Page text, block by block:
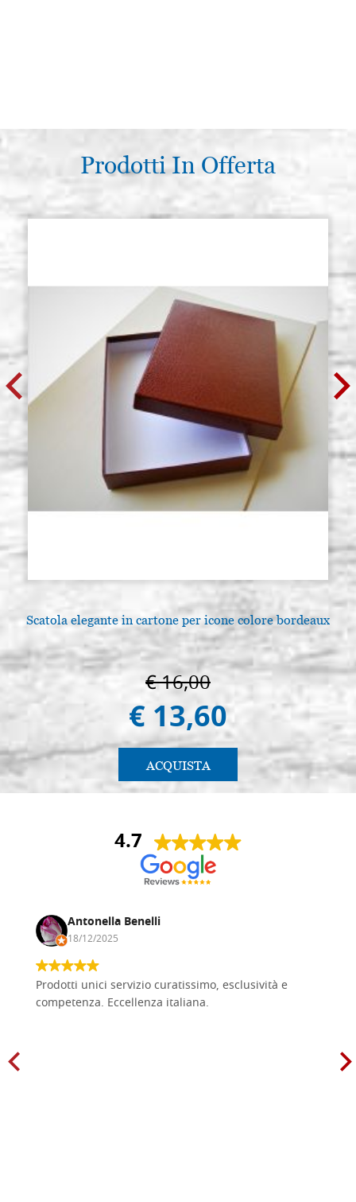
Prodotti In Offerta
Scatola elegante in cartone per icone colore bordeaux
€ 16,00
€ 13,60
ACQUISTA
4.7
Antonella Benelli
18/12/2025
Prodotti unici servizio curatissimo, esclusività e
competenza. Eccellenza italiana.